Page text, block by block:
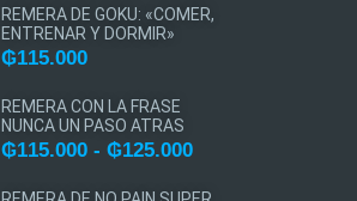
REMERA DE GOKU: «COMER,
ENTRENAR Y DORMIR»
₲115.000
REMERA CON LA FRASE
NUNCA UN PASO ATRAS
₲115.000 - ₲125.000